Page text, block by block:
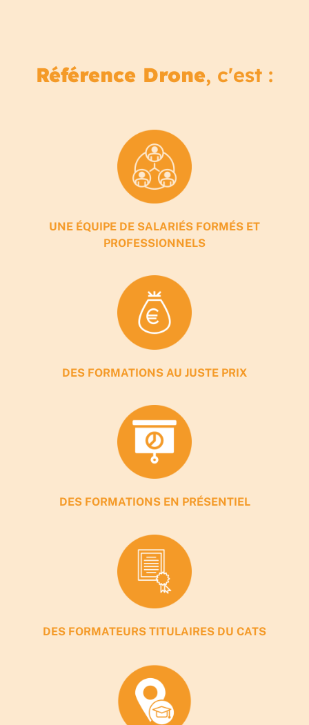
Référence Drone, c'est :
UNE ÉQUIPE DE SALARIÉS FORMÉS ET
PROFESSIONNELS
DES FORMATIONS AU JUSTE PRIX
DES FORMATIONS EN PRÉSENTIEL
DES FORMATEURS TITULAIRES DU CATS